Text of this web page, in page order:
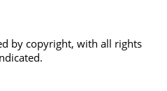
by copyright, with all rights